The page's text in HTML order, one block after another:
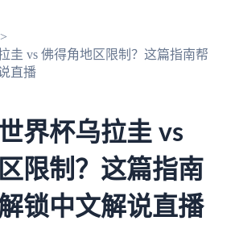
圭 vs 佛得角地区限制？这篇指南帮
直播
界杯乌拉圭 vs
限制？这篇指南
锁中文解说直播